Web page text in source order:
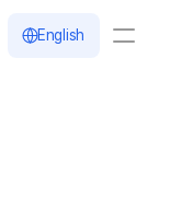
English